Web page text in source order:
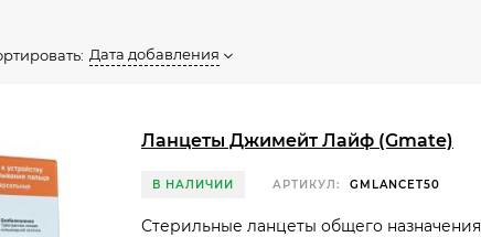
Дата добавления
Ланцеты Джимейт Лайф (Gmate)
В НАЛИЧИИ АРТИКУЛ: GMLANCET50
​Стерильные ланцеты общего назначения